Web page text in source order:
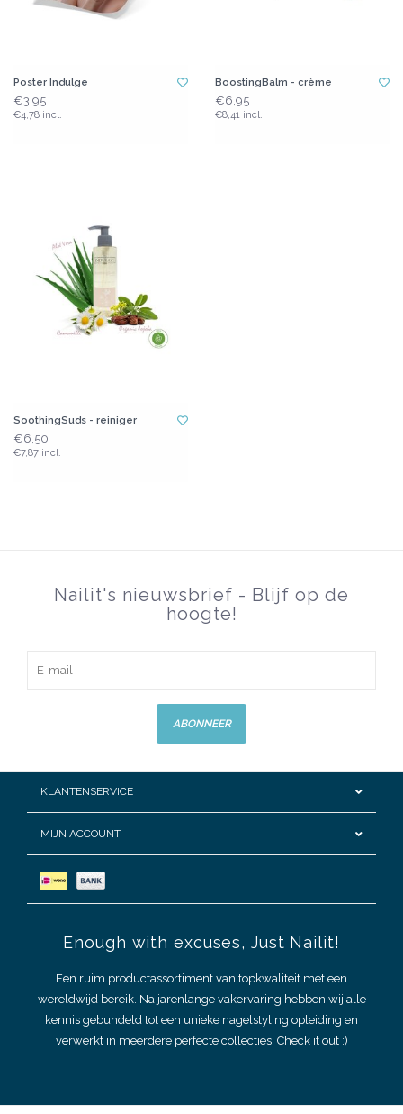
Poster Indulge
€3,95
€4,78 incl.
BoostingBalm - crème
€6,95
€8,41 incl.
SoothingSuds - reiniger
€6,50
€7,87 incl.
Nailit's nieuwsbrief - Blijf op de
hoogte!
ABONNEER
KLANTENSERVICE
MIJN ACCOUNT
Enough with excuses, Just Nailit!
Een ruim productassortiment van topkwaliteit met een
wereldwijd bereik. Na jarenlange vakervaring hebben wij alle
kennis gebundeld tot een unieke nagelstyling opleiding en
verwerkt in meerdere perfecte collecties. Check it out :)